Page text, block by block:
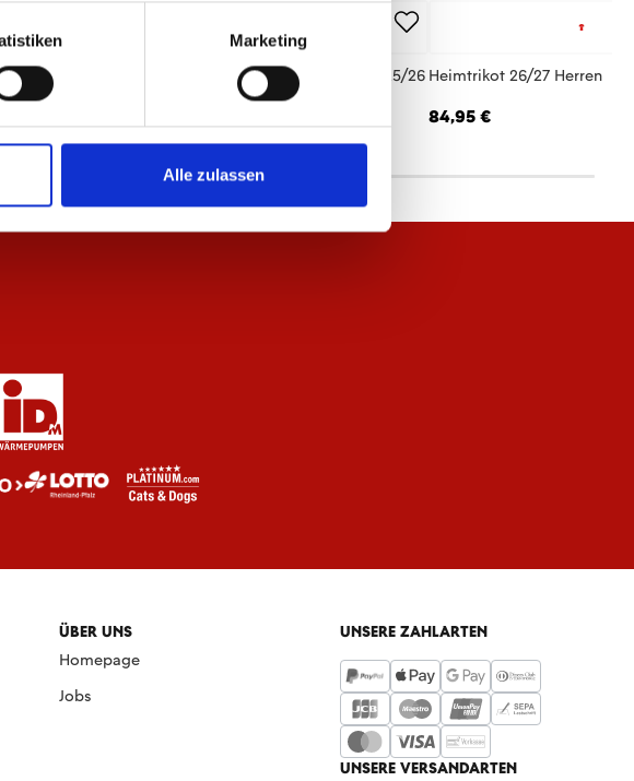
Marketing
Alle zulassen
Beige 25/26
T-Shirt Wardrobe Pro F.C. Beige-Rot 25/26
17,97 €29,95 €
Heimtrikot 26/27 Herren
84,95 €
ÜBER UNS
Homepage
Jobs
UNSERE ZAHLARTEN
UNSERE VERSANDARTEN